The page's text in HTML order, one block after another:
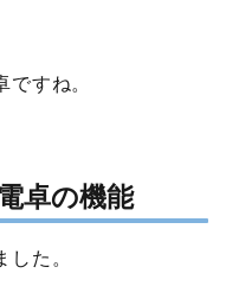
すね。
卓の機能
た。